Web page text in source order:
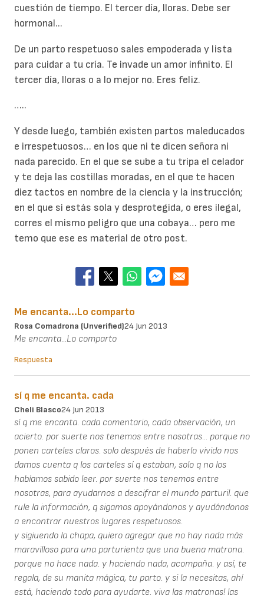
cuestión de tiempo. El tercer día, lloras. Debe ser
hormonal...
De un parto respetuoso sales empoderada y lista
para cuidar a tu cría. Te invade un amor infinito. El
tercer día, lloras o a lo mejor no. Eres feliz.
…..
Y desde luego, también existen partos maleducados
e irrespetuosos… en los que ni te dicen señora ni
nada parecido. En el que se sube a tu tripa el celador
y te deja las costillas moradas, en el que te hacen
diez tactos en nombre de la ciencia y la instrucción;
en el que si estás sola y desprotegida, o eres ilegal,
corres el mismo peligro que una cobaya… pero me
temo que ese es material de otro post.
Me encanta...Lo comparto
Rosa Comadrona (unverified)24 Jun 2013
Me encanta...Lo comparto
Respuesta
sí q me encanta. cada
Cheli Blasco24 Jun 2013
sí q me encanta. cada comentario, cada observación, un
acierto. por suerte nos tenemos entre nosotras... porque no
ponen carteles claros. solo después de haberlo vivido nos
damos cuenta q los carteles sí q estaban, solo q no los
habíamos sabido leer. por suerte nos tenemos entre
nosotras, para ayudarnos a descifrar el mundo parturil. que
rule la información, q sigamos apoyándonos y ayudándonos
a encontrar nuestros lugares respetuosos.
y sigiuendo la chapa, quiero agregar que no hay nada más
maravilloso para una parturienta que una buena matrona.
porque no hace nada. y haciendo nada, acompaña. y así, te
regala, de su manita mágica, tu parto. y si la necesitas, ahí
está, haciendo todo para ayudarte. viva las matronas! las